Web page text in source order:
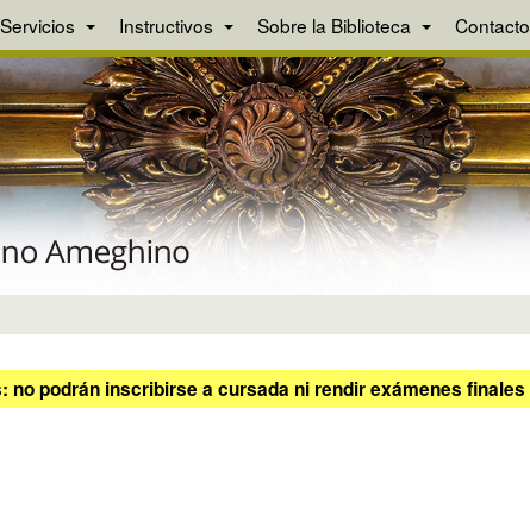
Servicios Instructivos Sobre la Biblioteca Contacto
podrán inscribirse a cursada ni rendir exámenes finales